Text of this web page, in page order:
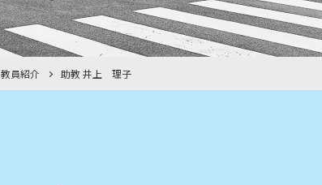
教員紹介 助教 井上 理子